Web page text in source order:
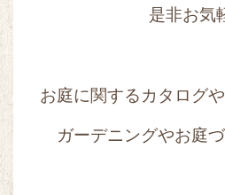
是非お気
お庭に関するカタログ
ガーデニングやお庭